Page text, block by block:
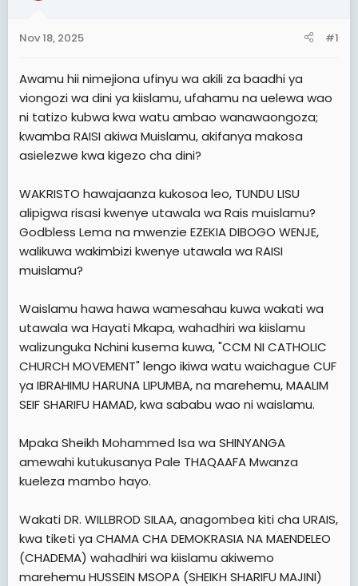
t
r
Nov 18, 2025 #1
Awamu hii nimejiona ufinyu wa akili za baadhi ya
viongozi wa dini ya kiislamu, ufahamu na uelewa wao
ni tatizo kubwa kwa watu ambao wanawaongoza;
kwamba RAISI akiwa Muislamu, akifanya makosa
asielezwe kwa kigezo cha dini?
WAKRISTO hawajaanza kukosoa leo, TUNDU LISU
alipigwa risasi kwenye utawala wa Rais muislamu?
Godbless Lema na mwenzie EZEKIA DIBOGO WENJE,
walikuwa wakimbizi kwenye utawala wa RAISI
muislamu?
Waislamu hawa hawa wamesahau kuwa wakati wa
utawala wa Hayati Mkapa, wahadhiri wa kiislamu
walizunguka Nchini kusema kuwa, "CCM NI CATHOLIC
CHURCH MOVEMENT" lengo ikiwa watu waichague CUF
ya IBRAHIMU HARUNA LIPUMBA, na marehemu, MAALIM
SEIF SHARIFU HAMAD, kwa sababu wao ni waislamu.
Mpaka Sheikh Mohammed Isa wa SHINYANGA
amewahi kutukusanya Pale THAQAAFA Mwanza
kueleza mambo hayo.
Wakati DR. WILLBROD SILAA, anagombea kiti cha URAIS,
kwa tiketi ya CHAMA CHA DEMOKRASIA NA MAENDELEO
(CHADEMA) wahadhiri wa kiislamu akiwemo
marehemu HUSSEIN MSOPA (SHEIKH SHARIFU MAJINI)